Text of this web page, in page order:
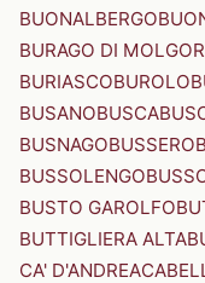
BUONALBERGO
BURAGO DI
BURIASCOBUROLO
BUSANOBUSCA
BUSNAGOBUSSERO
BUSSOLENGO
BUSTO GAROLFO
BUTTIGLIERA ALTA
CA' D'ANDREA